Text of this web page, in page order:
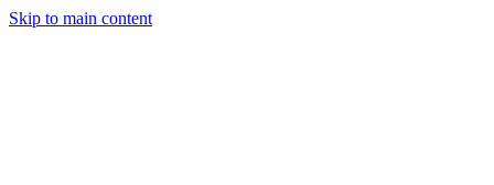
Skip to main content